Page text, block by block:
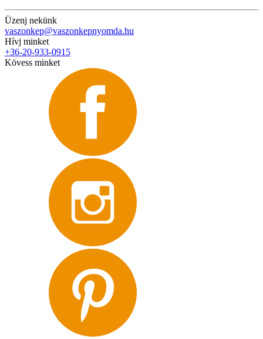
Üzenj nekünk
vaszonkep@vaszonkepnyomda.hu
Hívj minket
+36-20-933-0915
Kövess minket